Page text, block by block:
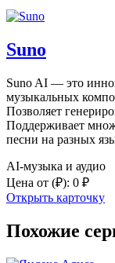
Suno
Suno AI — это
музыкальных
Позволяет
Поддерживает
песни на разных
AI-музыка и аудио
Цена от (₽): 0 ₽
Открыть карточку
Похожие